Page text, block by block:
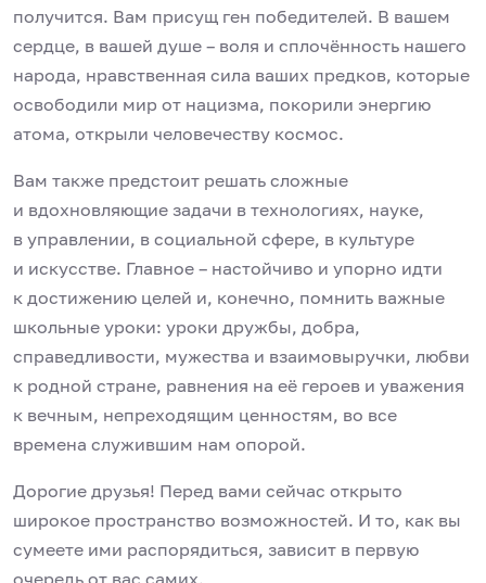
получится. Вам присущ ген победителей. В вашем
сердце, в вашей душе – воля и сплочённость нашего
народа, нравственная сила ваших предков, которые
освободили мир от нацизма, покорили энергию
атома, открыли человечеству космос.
Вам также предстоит решать сложные
и вдохновляющие задачи в технологиях, науке,
в управлении, в социальной сфере, в культуре
и искусстве. Главное – настойчиво и упорно идти
к достижению целей и, конечно, помнить важные
школьные уроки: уроки дружбы, добра,
справедливости, мужества и взаимовыручки, любви
к родной стране, равнения на её героев и уважения
к вечным, непреходящим ценностям, во все
времена служившим нам опорой.
Дорогие друзья! Перед вами сейчас открыто
широкое пространство возможностей. И то, как вы
сумеете ими распорядиться, зависит в первую